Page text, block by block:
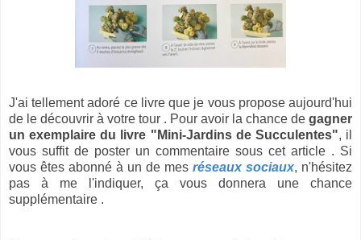
J'ai tellement adoré ce livre que je vous propose aujourd'hui
de le découvrir à votre tour . Pour avoir la chance de gagner
un exemplaire du livre "Mini-Jardins de Succulentes", il
vous suffit de poster un commentaire sous cet article . Si
vous êtes abonné à un de mes réseaux sociaux, n'hésitez
pas à me l'indiquer, ça vous donnera une chance
supplémentaire .